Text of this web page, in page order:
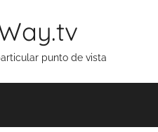
punto de vista